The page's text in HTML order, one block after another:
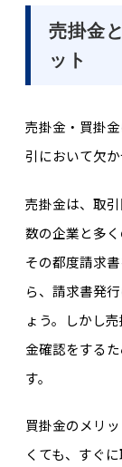
売掛金
ット
売掛金・買掛
引において欠
売掛金は、取
数の企業と多
その都度請求
ら、請求書発
ょう。しかし
金確認をする
す。
買掛金のメリ
くても、すぐ